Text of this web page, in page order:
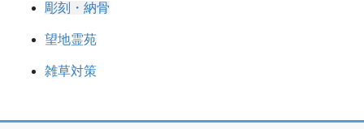
彫刻・納骨
望地霊苑
雑草対策